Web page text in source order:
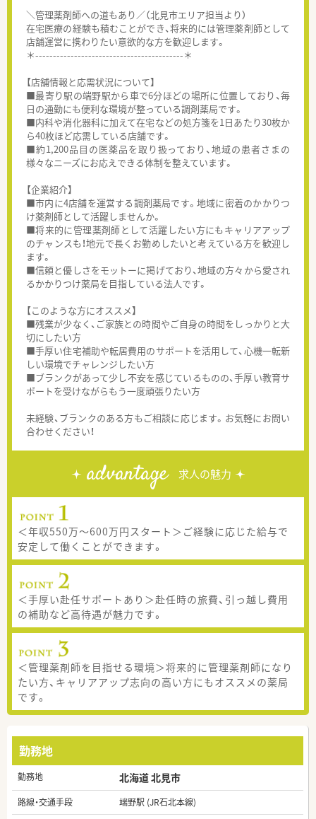
＼管理薬剤師への道もあり／（北見市エリア担当より）
在宅医療の経験も積むことができ、将来的には管理薬剤師として
店舗運営に携わりたい意欲的な方を歓迎します。
＊------------------------------------------＊
【店舗情報と応需状況について】
■最寄り駅の端野駅から車で6分ほどの場所に位置しており、毎
日の通勤にも便利な環境が整っている調剤薬局です。
■内科や消化器科に加えて在宅などの処方箋を1日あたり30枚か
ら40枚ほど応需している店舗です。
■約1,200品目の医薬品を取り扱っており、地域の患者さまの
様々なニーズにお応えできる体制を整えています。
【企業紹介】
■市内に4店舗を運営する調剤薬局です。地域に密着のかかりつ
け薬剤師として活躍しませんか。
■将来的に管理薬剤師として活躍したい方にもキャリアアップ
のチャンスも！地元で長くお勤めしたいと考えている方を歓迎し
ます。
■信頼と優しさをモットーに掲げており、地域の方々から愛され
るかかりつけ薬局を目指している法人です。
【このような方にオススメ】
■残業が少なく、ご家族との時間やご自身の時間をしっかりと大
切にしたい方
■手厚い住宅補助や転居費用のサポートを活用して、心機一転新
しい環境でチャレンジしたい方
■ブランクがあって少し不安を感じているものの、手厚い教育サ
ポートを受けながらもう一度頑張りたい方
未経験、ブランクのある方もご相談に応じます。お気軽にお問い
合わせください！
advantage 求人の魅力
＜年収550万〜600万円スタート＞ご経験に応じた給与で
安定して働くことができます。
＜手厚い赴任サポートあり＞赴任時の旅費、引っ越し費用
の補助など高待遇が魅力です。
＜管理薬剤師を目指せる環境＞将来的に管理薬剤師になり
たい方、キャリアアップ志向の高い方にもオススメの薬局
です。
勤務地
勤務地 北海道 北見市
路線・交通手段
端野駅 (JR石北本線)